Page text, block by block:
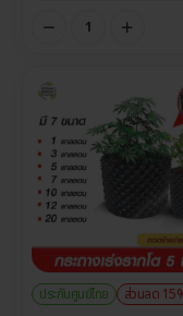
ประกันศูนย์ไทย
ส่วนลด